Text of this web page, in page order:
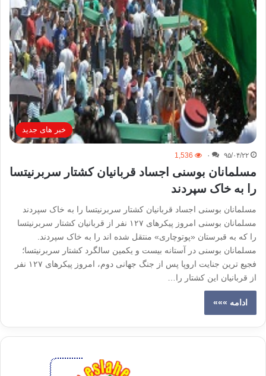
خبر های جدید
۹۵/۰۴/۲۲ ۰ 1,536
مسلمانان بوسنی اجساد قربانیان کشتار سربرنیتسا
را به خاک سپردند
مسلمانان بوسنی اجساد قربانیان کشتار سربرنیتسا را به خاک سپردند
مسلمانان بوسنی امروز پیکرهاى ۱۲۷ نفر از قربانیان کشتار سربرنیتسا
را که به قبرستان «پوتوچاری» منتقل شده اند را به خاک سپردند.
مسلمانان بوسنی در آستانه بیست و یکمین سالگرد کشتار سربرنیتسا؛
فجیع ترین جنایت اروپا پس از جنگ جهانی دوم، امروز پیکرهاى ۱۲۷ نفر
از قربانیان این کشتار را…
ادامه »»»